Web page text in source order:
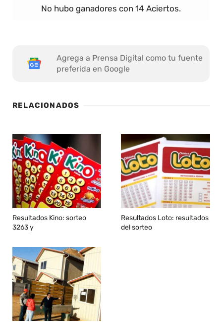
No hubo ganadores con 14 Aciertos.
Agrega a Prensa Digital como tu fuente
preferida en Google
RELACIONADOS
Resultados Kino: sorteo
3263 y
Resultados Loto: resultados
del sorteo